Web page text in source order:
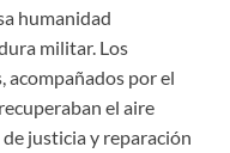
humanidad
militar. Los
acompañados por el
el aire
justicia y reparación